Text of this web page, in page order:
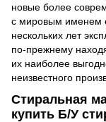
новые более
с мировым именем
нескольких лет
по-прежнему
их наиболее
неизвестного
Стиральная
купить Б/У